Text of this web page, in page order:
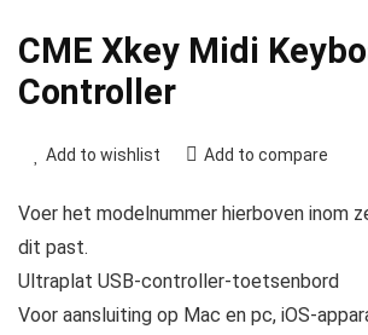
CME Xkey Midi
Controller
Add to wishlist Add to compare
Voer het modelnummer hierboven inom
dit past.
Ultraplat USB-controller-toetsenbord
Voor aansluiting op Mac en pc, iOS-